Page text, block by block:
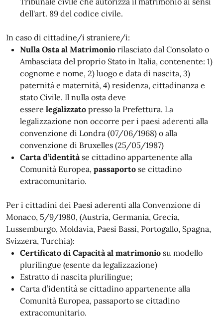
dell'art. 89 del codice civile.
In caso di cittadine/i straniere/i:
Nulla Osta al Matrimonio rilasciato dal Consolato o
Ambasciata del proprio Stato in Italia, contenente: 1)
cognome e nome, 2) luogo e data di nascita, 3)
paternità e maternità, 4) residenza, cittadinanza e
stato Civile. Il nulla osta deve
essere legalizzato presso la Prefettura. La
legalizzazione non occorre per i paesi aderenti alla
convenzione di Londra (07/06/1968) o alla
convenzione di Bruxelles (25/05/1987)
Carta d’identitàse cittadino appartenente alla
Comunità Europea, passaporto se cittadino
extracomunitario.
Per i cittadini dei Paesi aderenti alla Convenzione di
Monaco, 5/9/1980, (Austria, Germania, Grecia,
Lussemburgo, Moldavia, Paesi Bassi, Portogallo, Spagna,
Svizzera, Turchia):
Certificato di Capacità al matrimonio su modello
plurilingue (esente da legalizzazione)
Estratto di nascita plurilingue;
Carta d’identità se cittadino appartenente alla
Comunità Europea, passaporto se cittadino
extracomunitario.